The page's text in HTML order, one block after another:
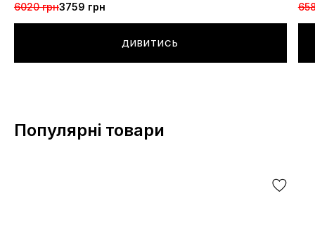
6020 грн3759 грн
ДИВИТИСЬ
Популярні товари